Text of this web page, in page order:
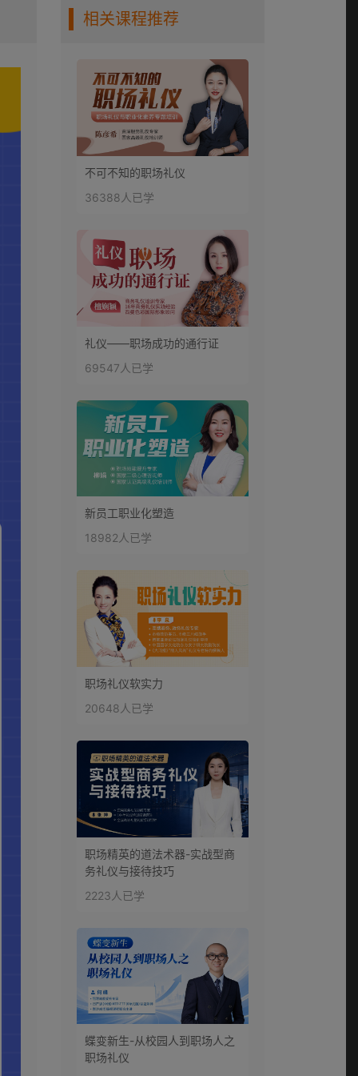
（三）
仪——修养决定人
际，细节决定成败
（四）
0:15:16
第八讲：品味修养礼
仪——品味决定修
养，修养决定魅力
0:20:01
第十讲：职场沟通法
宝 有效的沟通助你游
相关课程推荐
不可不知的职场礼仪
36388人已学
礼仪——职场成功的通行证
69547人已学
新员工职业化塑造
18982人已学
职场礼仪软实力
20648人已学
职场精英的道法术器-实战型商
务礼仪与接待技巧
2223人已学
蝶变新生-从校园人到职场人之
职场礼仪